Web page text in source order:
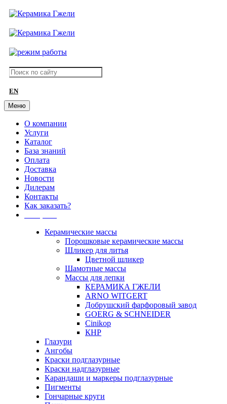
EN
Меню
О компании
Услуги
Каталог
База знаний
Оплата
Доставка
Новости
Дилерам
Контакты
Как заказать?
Керамические массы
Порошковые керамические массы
Шликер для литья
Цветной шликер
Шамотные массы
Массы для лепки
КЕРАМИКА ГЖЕЛИ
ARNO WITGERT
Добрушский фарфоровый завод
GOERG & SCHNEIDER
Cinikop
КНР
Глазури
Ангобы
Краски подглазурные
Краски надглазурные
Карандаши и маркеры подглазурные
Пигменты
Гончарные круги